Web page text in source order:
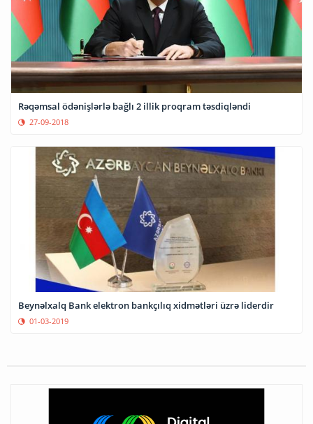
Rəqəmsal ödənişlərlə bağlı 2 illik proqram təsdiqləndi
27-09-2018
Beynəlxalq Bank elektron bankçılıq xidmətləri üzrə liderdir
01-03-2019